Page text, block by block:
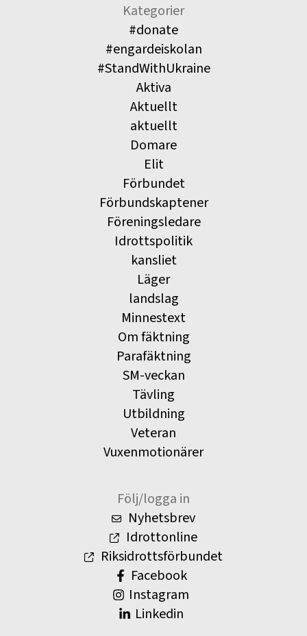
Kategorier
#donate
#engardeiskolan
#StandWithUkraine
Aktiva
Aktuellt
aktuellt
Domare
Elit
Förbundet
Förbundskaptener
Föreningsledare
Idrottspolitik
kansliet
Läger
landslag
Minnestext
Om fäktning
Parafäktning
SM-veckan
Tävling
Utbildning
Veteran
Vuxenmotionärer
Följ/logga in
Nyhetsbrev
Idrottonline
Riksidrottsförbundet
Facebook
Instagram
Linkedin